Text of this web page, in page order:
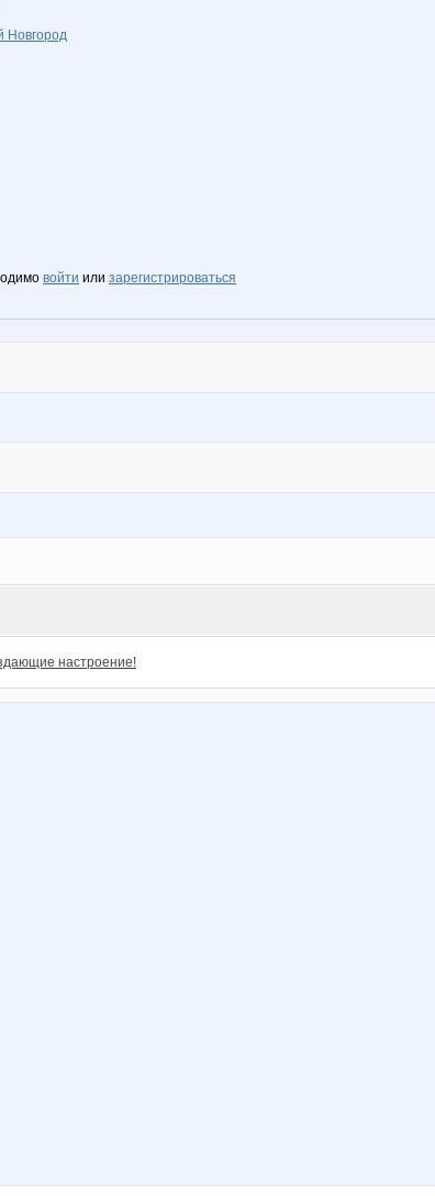
Новгород
войти или зарегистрироваться
настроение!